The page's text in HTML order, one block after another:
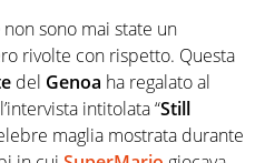
non sono mai state un
rivolte con rispetto. Questa
del Genoa ha regalato al
intitolata “Still
maglia mostrata durante